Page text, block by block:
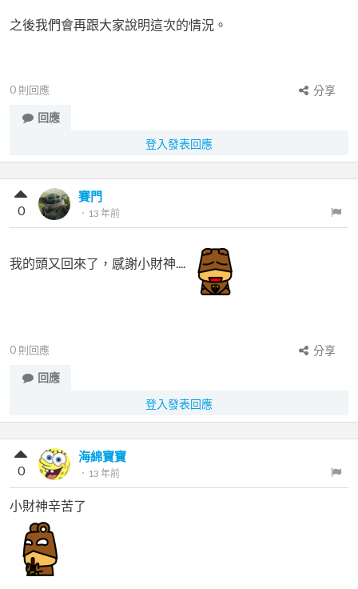
之後我們會再跟大家說明這次的情況。
0 則回應
分享
回應
登入發表回應
賽門
． 13 年前
0
我的頭又回來了，感謝小財神....
0 則回應
分享
回應
登入發表回應
海綿寶寶
． 13 年前
0
小財神辛苦了